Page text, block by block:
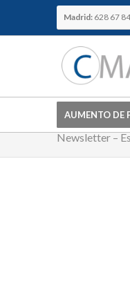
Madrid: 628 67
AUMENTO DE
Newsletter –